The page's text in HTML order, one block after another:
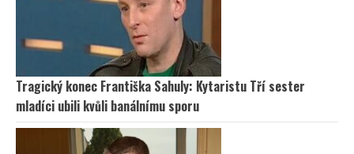
Tragický konec Františka Sahuly: Kytaristu Tří sester
mladíci ubili kvůli banálnímu sporu